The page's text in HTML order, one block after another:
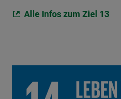
Alle Infos zum Ziel 13